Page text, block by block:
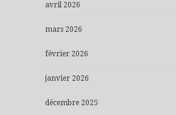
avril 2026
mars 2026
février 2026
janvier 2026
décembre 2025